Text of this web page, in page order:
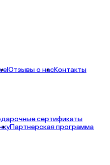
Отзывы о насКонтакты
сертификаты
Партнерская программа